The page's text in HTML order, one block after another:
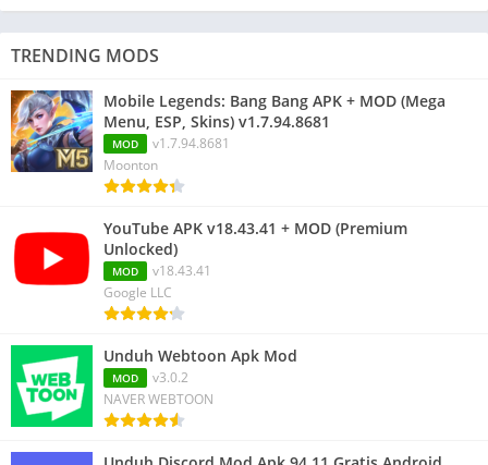
TRENDING MODS
Mobile Legends: Bang Bang APK + MOD (Mega
Menu, ESP, Skins) v1.7.94.8681
MOD
v1.7.94.8681
Moonton
YouTube APK v18.43.41 + MOD (Premium
Unlocked)
MOD
v18.43.41
Google LLC
Unduh Webtoon Apk Mod
MOD
v3.0.2
NAVER WEBTOON